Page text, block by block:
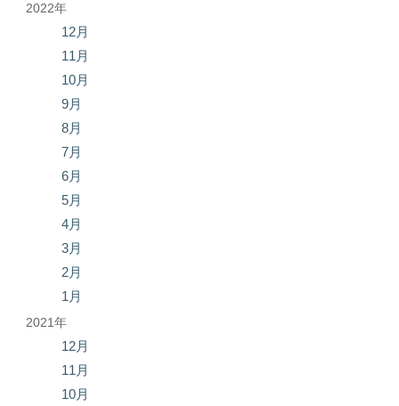
2022年
12月
11月
10月
9月
8月
7月
6月
5月
4月
3月
2月
1月
2021年
12月
11月
10月